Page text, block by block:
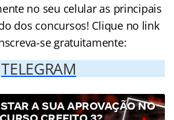
no seu celular as principais
dos concursos! Clique no link
se gratuitamente:
TELEGRAM
A SUA APROVAÇÃO NO